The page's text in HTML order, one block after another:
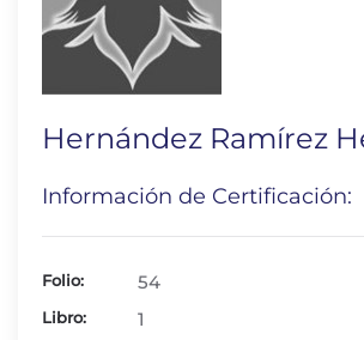
Hernández Ramírez
Información de Certificación:
Folio: 54
Libro: 1